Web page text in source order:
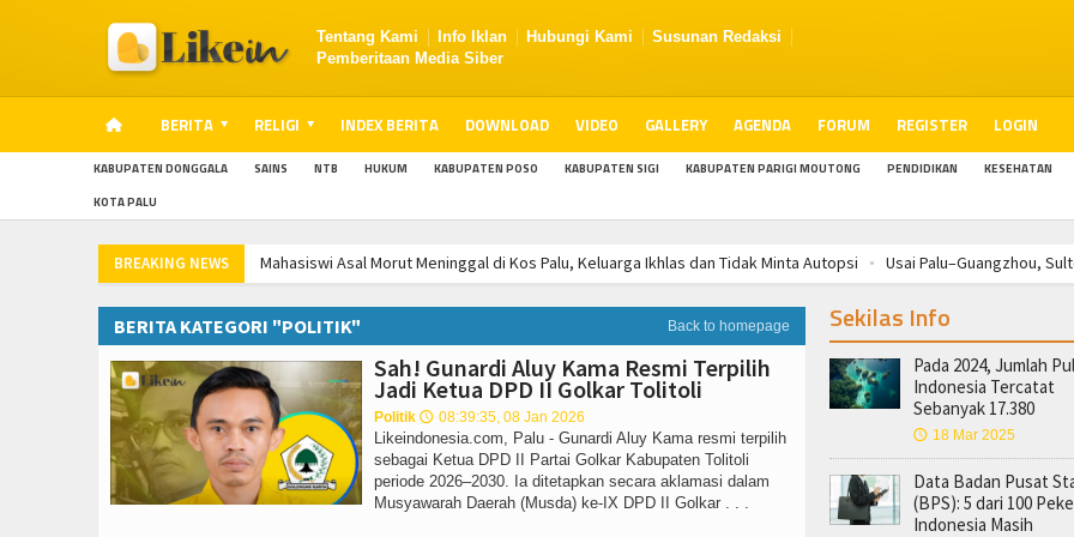
Tentang Kami Info Iklan Hubungi Kami
Susunan Redaksi
Pemberitaan Media Siber
BERITA RELIGI INDEX BERITA DOWNLOAD VIDEO GALLERY AGENDA FORUM REGISTER LOGIN
KABUPATEN DONGGALA SAINS NTB HUKUM KABUPATEN POSO KABUPATEN SIGI KABUPATEN PARIGI MOUTONG PENDIDIKAN KESEHATAN
KOTA PALU
BREAKING NEWS Mahasiswi Asal Morut Meninggal di Kos Palu, Keluarga Ikhlas dan Tidak Minta Autopsi Usai Palu–Guangzhou,
Mahasiswi Asal Morut Meninggal di Kos Palu, Keluarga Ikhlas dan Tidak Minta Autopsi
Usai Palu–Guangzhou,
35.872 Kopdes Dikebut Rampung Bulan Ini, Siap Beroperasi September
Akhirnya, Penerbangan Internasional
Mahasiswi Asal Morut Meninggal di Kos Palu, Keluarga Ikhlas dan Tidak Minta Autopsi
Usai Palu–Guangzhou,
35.872 Kopdes Dikebut Rampung Bulan Ini, Siap Beroperasi September
Akhirnya, Penerbangan Internasional
Back to homepage
BERITA KATEGORI "POLITIK"
Sah! Gunardi Aluy Kama Resmi Terpilih
Jadi Ketua DPD II Golkar Tolitoli
Politik 🕔 08:39:35, 08 Jan 2026
Likeindonesia.com, Palu - Gunardi Aluy Kama resmi terpilih
sebagai Ketua DPD II Partai Golkar Kabupaten Tolitoli
periode 2026–2030. Ia ditetapkan secara aklamasi dalam
Musyawarah Daerah (Musda) ke-IX DPD II Golkar . . .
Sekilas Info
Pada 2024, Jumlah
Indonesia Tercatat
Sebanyak 17.380
🕔 18 Mar 2025
Data Badan Pusat
(BPS): 5 dari 100
Indonesia Masih